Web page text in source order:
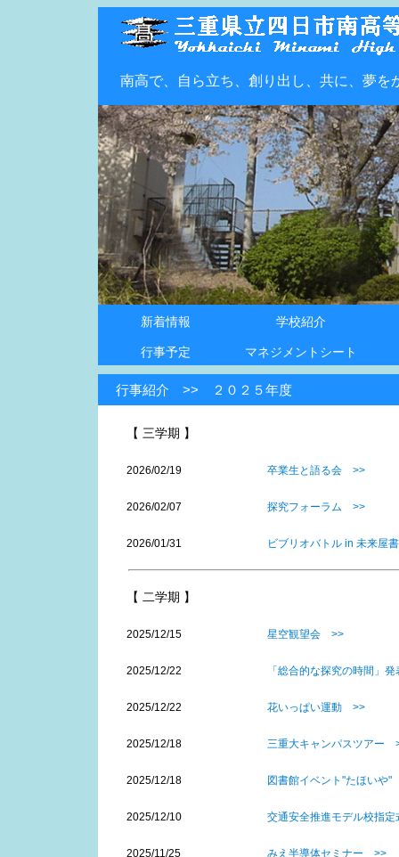
南高で、自ら立ち、創り出し、共に、夢を
新着情報 学校紹介
学校長挨拶
Ｒ８学校紹介
数理科学コース紹介
本校の沿革
生徒・教職員数
校歌
生徒心得
行事予定 マネジメントシート
行事紹介 >> ２０２５年度
【 三学期 】
2026/02/19 卒業生と語る会 >>
2026/02/07 探究フォーラム >>
2026/01/31 ビブリオバトル in 未来屋
【 二学期 】
2025/12/15 星空観望会 >>
2025/12/22 「総合的な探究の時間」
2025/12/22 花いっぱい運動 >>
2025/12/18 三重大キャンパスツアー
2025/12/18 図書館イベント"たほいや
2025/12/10 交通安全推進モデル校指
2025/11/25 みえ半導体セミナー >>